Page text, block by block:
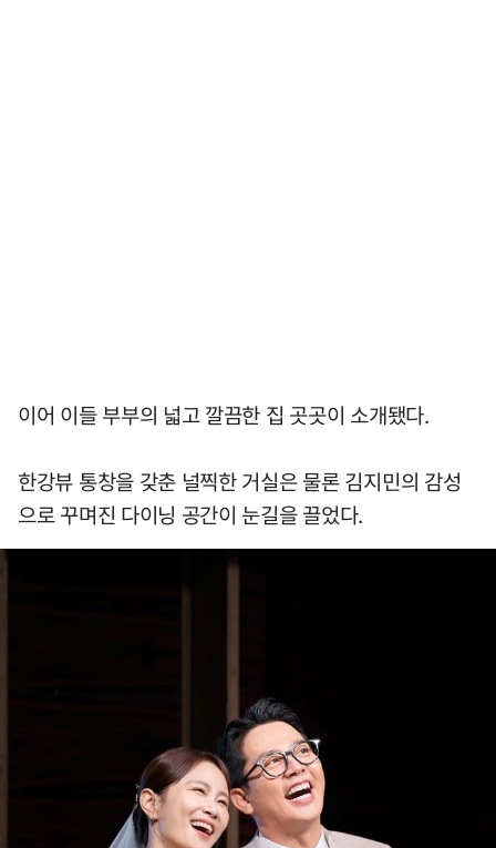
이어 이들 부부의 넓고 깔끔한 집 곳곳이 소개됐다.
한강뷰 통창을 갖춘 널찍한 거실은 물론 김지민의 감성
으로 꾸며진 다이닝 공간이 눈길을 끌었다.